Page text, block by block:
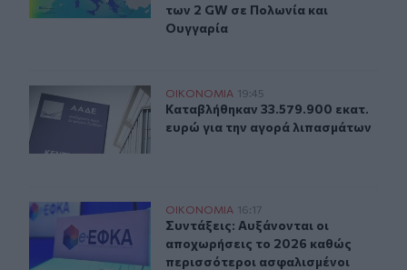
των 2 GW σε Πολωνία και
Ουγγαρία
Καταβλήθηκαν 33.579.900 εκατ. ευρώ για την αγορά
ΟΙΚΟΝΟΜΙΑ 19:45
Καταβλήθηκαν 33.579.900 εκατ.
Καταβλήθηκαν 33.579.900 εκατ.
ευρώ για την αγορά λιπασμάτων
Συντάξεις: Αυξάνονται οι αποχωρήσεις το 2026 καθώς
ΟΙΚΟΝΟΜΙΑ 16:17
Συντάξεις: Αυξάνονται οι
Συντάξεις: Αυξάνονται οι
αποχωρήσεις το 2026 καθώς
περισσότεροι ασφαλισμένοι